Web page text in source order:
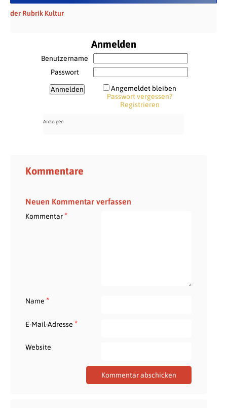
der Rubrik Kultur
Anmelden
Benutzername
Passwort
Angemeldet bleiben
Passwort vergessen?
Registrieren
Kommentare
Neuen Kommentar verfassen
Kommentar*
Name *
E-Mail-Adresse *
Website